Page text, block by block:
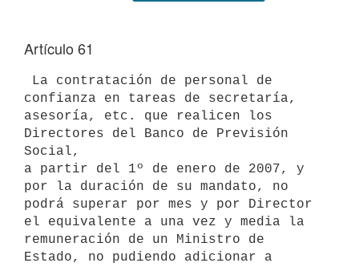
Artículo 61
confianza en tareas de secretaría,
asesoría, etc. que realicen los
Directores del Banco de Previsión
Social,
a partir del 1º de enero de 2007, y
por la duración de su mandato, no
podrá superar por mes y por Director
el equivalente a una vez y media la
remuneración de un Ministro de
Estado, no pudiendo adicionar a